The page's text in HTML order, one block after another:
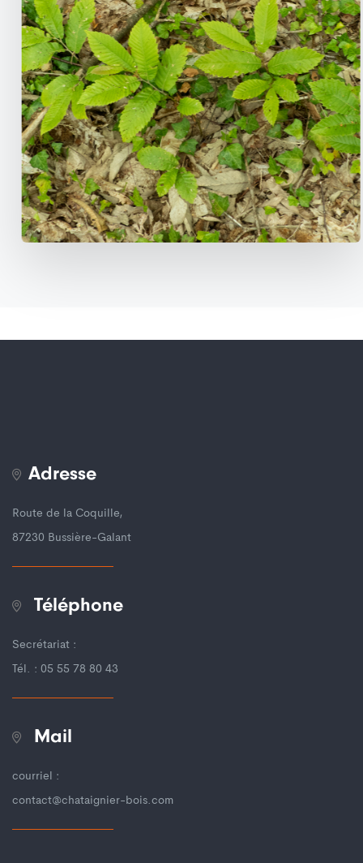
Adresse
Route de la Coquille,
87230 Bussière-Galant
Téléphone
Secrétariat :
Tél. : 05 55 78 80 43
Mail
courriel :
contact@chataignier-bois.com